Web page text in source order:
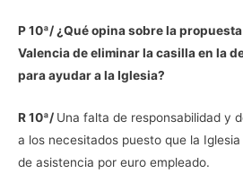
P 10ª/ ¿Qué opina sobre la
Valencia de eliminar la casilla en la
para ayudar a la Iglesia?
R 10ª/ Una falta de responsabilidad y
a los necesitados puesto que la
de asistencia por euro empleado.